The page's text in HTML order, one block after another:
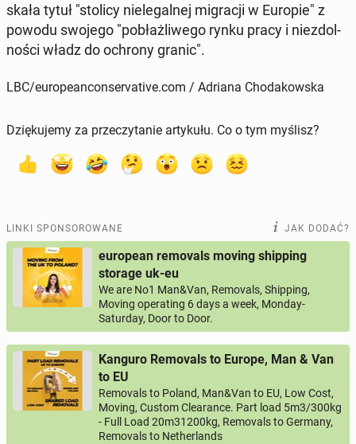
ska­ła tytuł "stolicy nie­le­gal­nej mi­gra­cji w Europie" z
powodu swojego "po­błaż­li­we­go rynku pracy i nie­zdol­
no­ści władz do ochrony granic".
LBC/europeanconservative.com / Adriana Chodakowska
Dziękujemy za przeczytanie artykułu. Co o tym myślisz?
LINKI SPONSOROWANE JAK DODAĆ?
european removals moving shipping
storage uk-eu
We are No1 Man&Van, Removals, Shipping,
Moving operating 6 days a week, Monday-
Saturday, Door to Door.
Kanguro Removals to Europe, Man & Van
to EU
Removals to Poland, Man&Van to EU, Low Cost,
Moving, Custom Clearance. Part load 5m3/300kg
- Full Load 20m31200kg, Removals to Germany,
Removals to Netherlands